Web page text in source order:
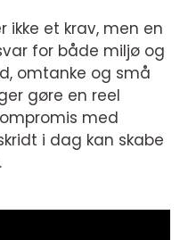
et krav, men en
for både miljø og
omtanke og små
gøre en reel
med
i dag kan skabe